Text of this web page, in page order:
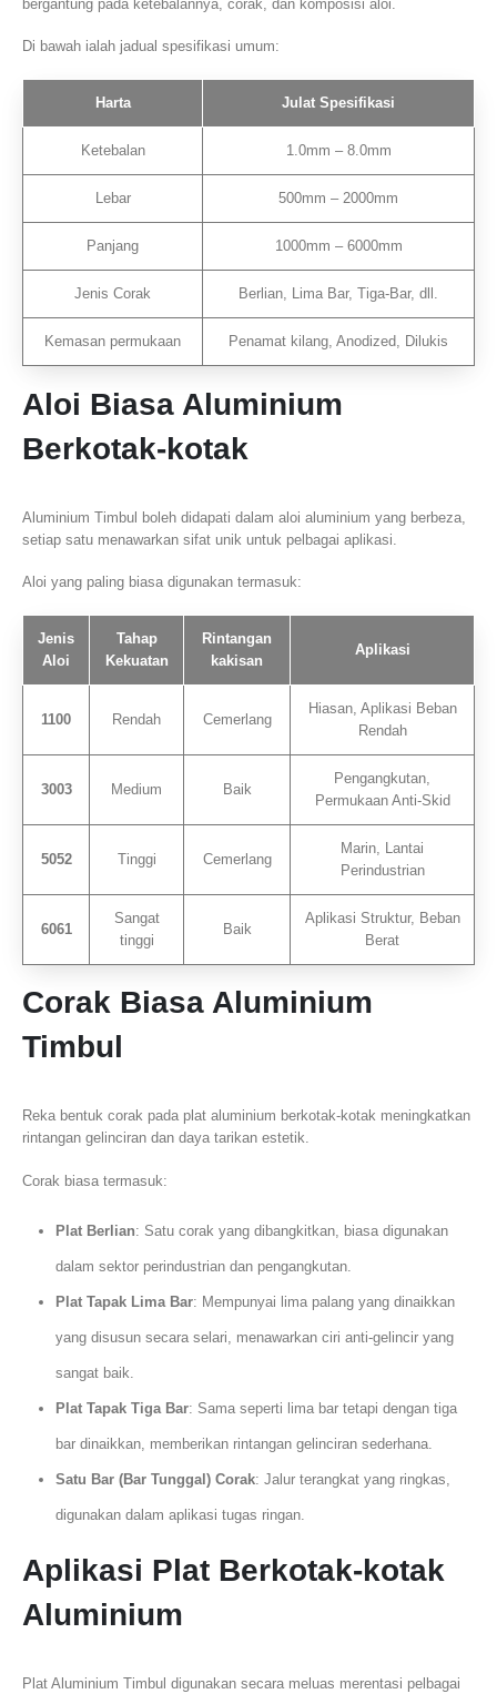
bergantung pada ketebalannya, corak, dan komposisi aloi.
Di bawah ialah jadual spesifikasi umum:
Harta Julat Spesifikasi
Ketebalan 1.0mm – 8.0mm
Lebar 500mm – 2000mm
Panjang 1000mm – 6000mm
Jenis Corak Berlian, Lima Bar, Tiga-Bar, dll.
Kemasan permukaan Penamat kilang, Anodized, Dilukis
Aloi Biasa Aluminium
Berkotak-kotak
Aluminium Timbul boleh didapati dalam aloi aluminium yang berbeza,
setiap satu menawarkan sifat unik untuk pelbagai aplikasi.
Aloi yang paling biasa digunakan termasuk:
Jenis
Aloi
Tahap
Kekuatan
Rintangan
kakisan
Aplikasi
1100 Rendah Cemerlang
Hiasan, Aplikasi Beban
Rendah
3003 Medium Baik
Pengangkutan,
Permukaan Anti-Skid
5052 Tinggi Cemerlang
Marin, Lantai
Perindustrian
6061
Sangat
tinggi
Baik
Aplikasi Struktur, Beban
Berat
Corak Biasa Aluminium
Timbul
Reka bentuk corak pada plat aluminium berkotak-kotak meningkatkan
rintangan gelinciran dan daya tarikan estetik.
Corak biasa termasuk:
Plat Berlian: Satu corak yang dibangkitkan, biasa digunakan
dalam sektor perindustrian dan pengangkutan.
Plat Tapak Lima Bar: Mempunyai lima palang yang dinaikkan
yang disusun secara selari, menawarkan ciri anti-gelincir yang
sangat baik.
Plat Tapak Tiga Bar: Sama seperti lima bar tetapi dengan tiga
bar dinaikkan, memberikan rintangan gelinciran sederhana.
Satu Bar (Bar Tunggal) Corak: Jalur terangkat yang ringkas,
digunakan dalam aplikasi tugas ringan.
Aplikasi Plat Berkotak-kotak
Aluminium
Plat Aluminium Timbul digunakan secara meluas merentasi pelbagai